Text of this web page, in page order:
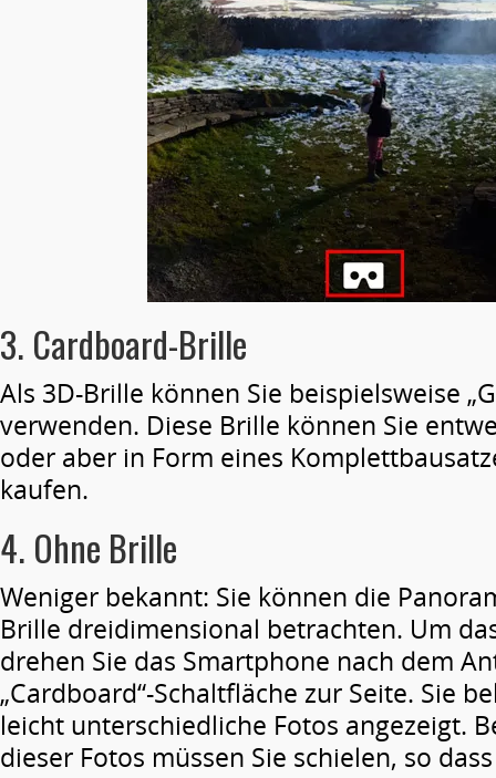
3. Cardboard-Brille
Als 3D-Brille können Sie beispielsweise
verwenden. Diese Brille können Sie
oder aber in Form eines
kaufen.
4. Ohne Brille
Weniger bekannt: Sie können die
Brille dreidimensional betrachten. Um
drehen Sie das Smartphone nach dem
„Cardboard“-Schaltfläche zur Seite. Sie
leicht unterschiedliche Fotos angezeigt.
dieser Fotos müssen Sie schielen, so